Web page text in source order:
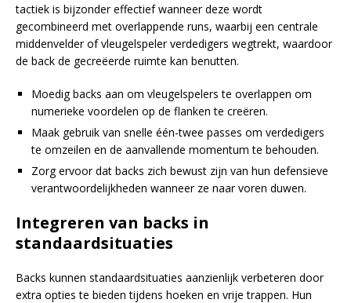
tactiek is bijzonder effectief wanneer deze wordt
gecombineerd met overlappende runs, waarbij een centrale
middenvelder of vleugelspeler verdedigers wegtrekt, waardoor
de back de gecreëerde ruimte kan benutten.
Moedig backs aan om vleugelspelers te overlappen om
numerieke voordelen op de flanken te creëren.
Maak gebruik van snelle één-twee passes om verdedigers
te omzeilen en de aanvallende momentum te behouden.
Zorg ervoor dat backs zich bewust zijn van hun defensieve
verantwoordelijkheden wanneer ze naar voren duwen.
Integreren van backs in
standaardsituaties
Backs kunnen standaardsituaties aanzienlijk verbeteren door
extra opties te bieden tijdens hoeken en vrije trappen. Hun